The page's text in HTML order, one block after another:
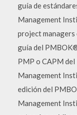
guía de
Management
project managers
guía del
PMP o CAPM
Management
edición del
Management